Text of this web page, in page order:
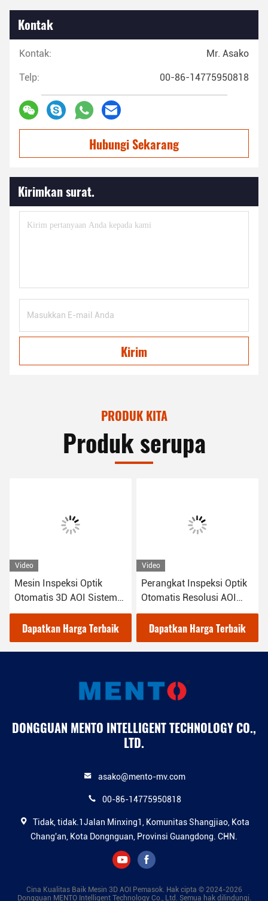
Kontak
Kontak: Mr. Asako
Telp: 00-86-14775950818
Hubungi Sekarang
Kirimkan surat.
Kirim
PRODUK KITA
Produk serupa
Video
Perangkat Inspeksi Optik
Otomatis Resolusi AOI
220V OEM
Dapatkan Harga Terbaik
Video
Inspeksi Optik Otomatis
Mesin 3D AOI RGB
LED 1100Kg
Dapatkan Harga Terbaik
DONGGUAN MENTO INTELLIGENT TECHNOLOGY CO.,
LTD.
asako@mento-mv.com
00-86-14775950818
Tidak, tidak.1Jalan Minxing1, Komunitas Shangjiao, Kota
Chang'an, Kota Dongnguan, Provinsi Guangdong. CHN.
Cina Kualitas Baik Mesin 3D AOI Pemasok. Hak cipta © 2024-2026
Dongguan MENTO Intelligent Technology Co., Ltd. Semua hak dilindungi.